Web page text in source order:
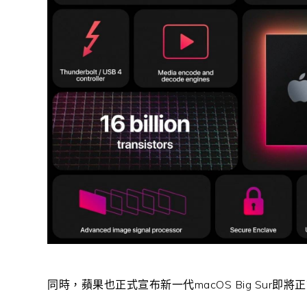
同時，蘋果也正式宣布新一代macOS Big Sur即將